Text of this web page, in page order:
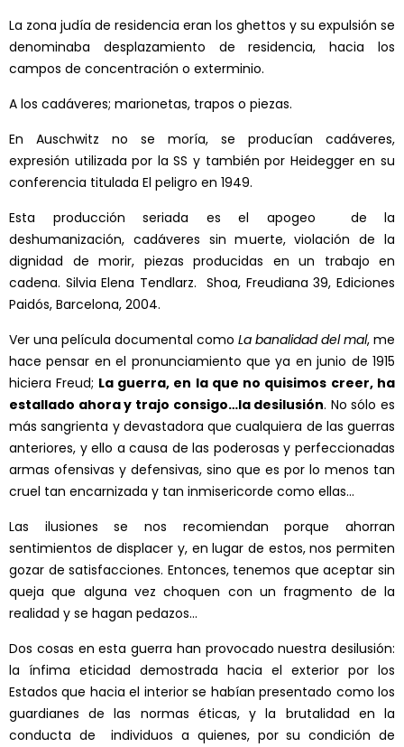
La zona judía de residencia eran los ghettos y su expulsión se
denominaba desplazamiento de residencia, hacia los
campos de concentración o exterminio.
A los cadáveres; marionetas, trapos o piezas.
En Auschwitz no se moría, se producían cadáveres,
expresión utilizada por la SS y también por Heidegger en su
conferencia titulada El peligro en 1949.
Esta producción seriada es el apogeo de la
deshumanización, cadáveres sin muerte, violación de la
dignidad de morir, piezas producidas en un trabajo en
cadena. Silvia Elena Tendlarz. Shoa, Freudiana 39, Ediciones
Paidós, Barcelona, 2004.
Ver una película documental como La banalidad del mal, me
hace pensar en el pronunciamiento que ya en junio de 1915
hiciera Freud; La guerra, en la que no quisimos creer, ha
estallado ahora y trajo consigo…la desilusión. No sólo es
más sangrienta y devastadora que cualquiera de las guerras
anteriores, y ello a causa de las poderosas y perfeccionadas
armas ofensivas y defensivas, sino que es por lo menos tan
cruel tan encarnizada y tan inmisericorde como ellas…
Las ilusiones se nos recomiendan porque ahorran
sentimientos de displacer y, en lugar de estos, nos permiten
gozar de satisfacciones. Entonces, tenemos que aceptar sin
queja que alguna vez choquen con un fragmento de la
realidad y se hagan pedazos…
Dos cosas en esta guerra han provocado nuestra desilusión:
la ínfima eticidad demostrada hacia el exterior por los
Estados que hacia el interior se habían presentado como los
guardianes de las normas éticas, y la brutalidad en la
conducta de individuos a quienes, por su condición de